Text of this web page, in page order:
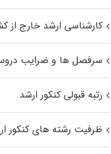
کارشناسی ارشد خارج از
سرفصل ها و ضرایب
رتبه قبولی کنکور ارشد
ظرفیت رشته های کنکور